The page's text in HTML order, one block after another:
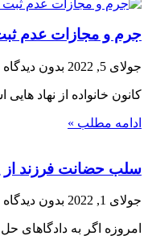
جرم و مجازات عدم
جولای 5, 2022 بدون دیدگاه
کانون خانواده از نهاد
ادامه مطلب »
سلب حضانت فرزند از
جولای 1, 2022 بدون دیدگاه
امروزه اگر به دادگاهای